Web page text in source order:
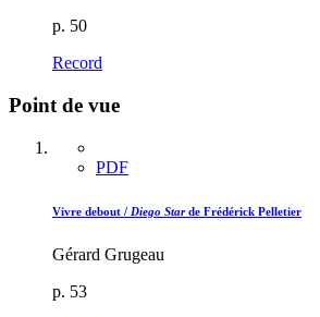
p. 50
Record
Point de vue
PDF
Vivre debout / Diego Starde Frédérick Pelletier
Gérard Grugeau
p. 53